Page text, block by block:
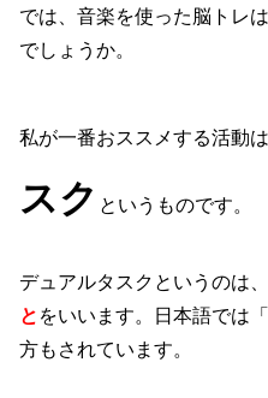
では、音楽を使った脳トレ
でしょうか。
私が一番おススメする活動は
スク というものです。
デュアルタスクというのは
と をいいます。日本語では
方もされています。